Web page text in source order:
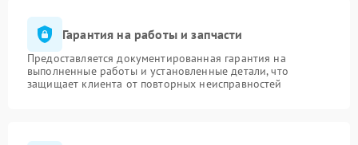
Гарантия на работы и запчасти
Предоставляется документированная гарантия на
выполненные работы и установленные детали, что
защищает клиента от повторных неисправностей